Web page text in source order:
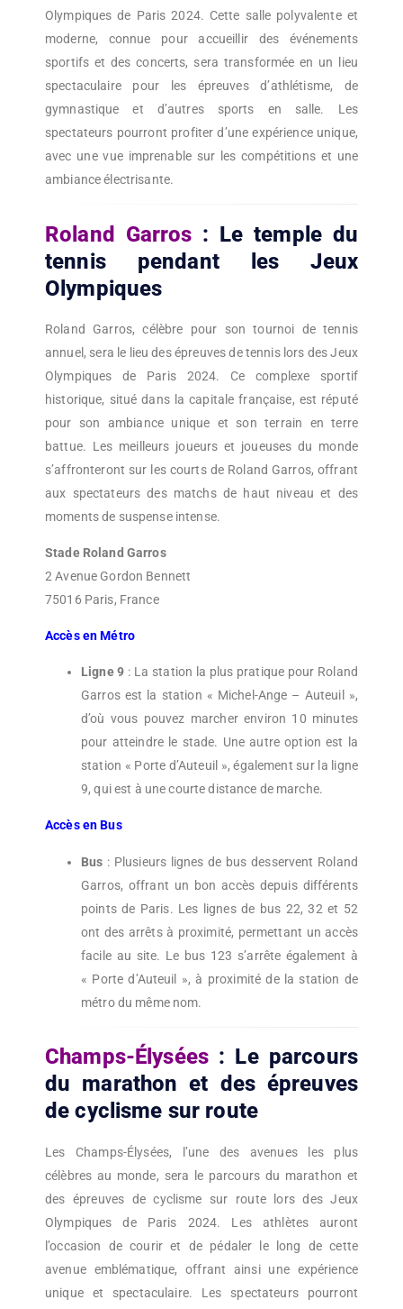
Olympiques de Paris 2024. Cette salle polyvalente et
moderne, connue pour accueillir des événements
sportifs et des concerts, sera transformée en un lieu
spectaculaire pour les épreuves d’athlétisme, de
gymnastique et d’autres sports en salle. Les
spectateurs pourront profiter d’une expérience unique,
avec une vue imprenable sur les compétitions et une
ambiance électrisante.
Roland Garros : Le temple du
tennis pendant les Jeux
Olympiques
Roland Garros, célèbre pour son tournoi de tennis
annuel, sera le lieu des épreuves de tennis lors des Jeux
Olympiques de Paris 2024. Ce complexe sportif
historique, situé dans la capitale française, est réputé
pour son ambiance unique et son terrain en terre
battue. Les meilleurs joueurs et joueuses du monde
s’affronteront sur les courts de Roland Garros, offrant
aux spectateurs des matchs de haut niveau et des
moments de suspense intense.
Stade Roland Garros
2 Avenue Gordon Bennett
75016 Paris, France
Accès en Métro
Ligne 9 : La station la plus pratique pour Roland
Garros est la station « Michel-Ange – Auteuil »,
d’où vous pouvez marcher environ 10 minutes
pour atteindre le stade. Une autre option est la
station « Porte d’Auteuil », également sur la ligne
9, qui est à une courte distance de marche.
Accès en Bus
Bus : Plusieurs lignes de bus desservent Roland
Garros, offrant un bon accès depuis différents
points de Paris. Les lignes de bus 22, 32 et 52
ont des arrêts à proximité, permettant un accès
facile au site. Le bus 123 s’arrête également à
« Porte d’Auteuil », à proximité de la station de
métro du même nom.
Champs-Élysées: Le parcours
du marathon et des épreuves
de cyclisme sur route
Les Champs-Élysées, l’une des avenues les plus
célèbres au monde, sera le parcours du marathon et
des épreuves de cyclisme sur route lors des Jeux
Olympiques de Paris 2024. Les athlètes auront
l’occasion de courir et de pédaler le long de cette
avenue emblématique, offrant ainsi une expérience
unique et spectaculaire. Les spectateurs pourront